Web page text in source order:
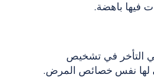
فيها باهضة.
التأخر في تشخيص
لها نفس خصائص المرض.